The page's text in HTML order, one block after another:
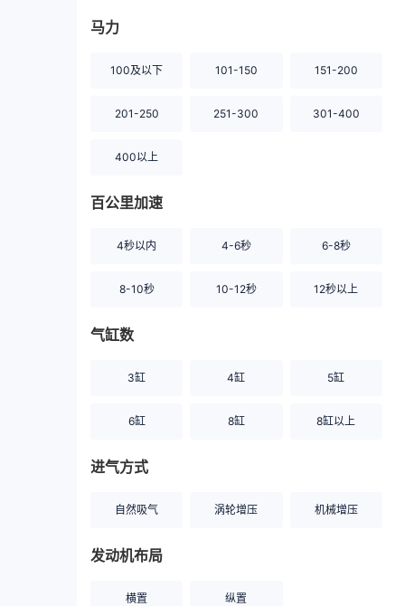
马力
100及以下 101-150 151-200
201-250 251-300 301-400
400以上
百公里加速
4秒以内 4-6秒 6-8秒
8-10秒 10-12秒 12秒以上
气缸数
3缸 4缸 5缸
6缸 8缸 8缸以上
进气方式
自然吸气 涡轮增压 机械增压
发动机布局
横置 纵置